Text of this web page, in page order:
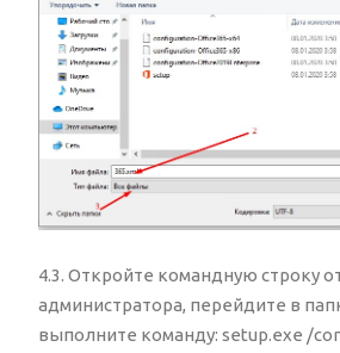
4.3. Откройте командную строку
администратора, перейдите в
выполните команду: setup.exe /